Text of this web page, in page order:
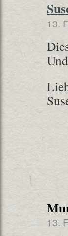
13.
13.